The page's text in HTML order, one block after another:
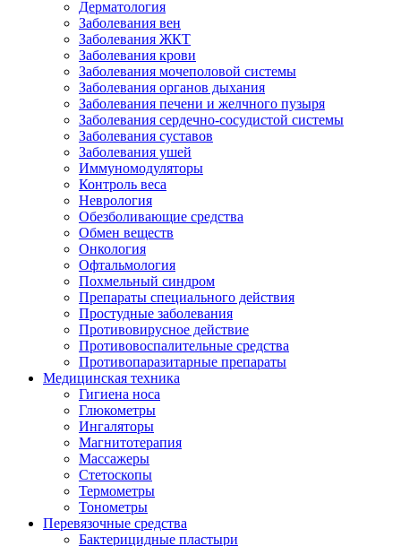
Дерматология
Заболевания вен
Заболевания ЖКТ
Заболевания крови
Заболевания мочеполовой системы
Заболевания органов дыхания
Заболевания печени и желчного пузыря
Заболевания сердечно-сосудистой системы
Заболевания суставов
Заболевания ушей
Иммуномодуляторы
Контроль веса
Неврология
Обезболивающие средства
Обмен веществ
Онкология
Офтальмология
Похмельный синдром
Препараты специального действия
Простудные заболевания
Противовирусное действие
Противовоспалительные средства
Противопаразитарные препараты
Медицинская техника
Гигиена носа
Глюкометры
Ингаляторы
Магнитотерапия
Массажеры
Стетоскопы
Термометры
Тонометры
Перевязочные средства
Бактерицидные пластыри